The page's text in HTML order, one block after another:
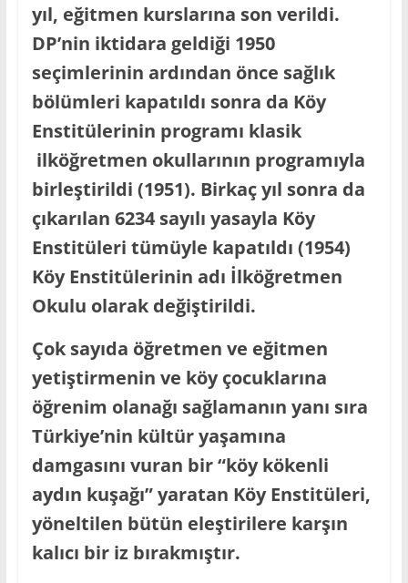
yıl, eğitmen kurslarına son verildi.
DP’nin iktidara geldiği 1950
seçimlerinin ardından önce sağlık
bölümleri kapatıldı sonra da Köy
Enstitülerinin programı klasik
ilköğretmen okullarının programıyla
birleştirildi (1951). Birkaç yıl sonra da
çıkarılan 6234 sayılı yasayla Köy
Enstitüleri tümüyle kapatıldı (1954)
Köy Enstitülerinin adı İlköğretmen
Okulu olarak değiştirildi.
Çok sayıda öğretmen ve eğitmen
yetiştirmenin ve köy çocuklarına
öğrenim olanağı sağlamanın yanı sıra
Türkiye’nin kültür yaşamına
damgasını vuran bir “köy kökenli
aydın kuşağı” yaratan Köy Enstitüleri,
yöneltilen bütün eleştirilere karşın
kalıcı bir iz bırakmıştır.